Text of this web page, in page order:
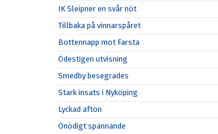
IK Sleipner en svår nöt
Tillbaka på vinnarspåret
Bottennapp mot Farsta
Ödestigen utvisning
Smedby besegrades
Stark insats i Nyköping
Lyckad afton
Onödigt spännande